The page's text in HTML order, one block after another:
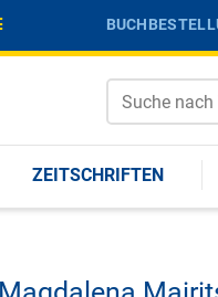
ZEITSCHRIFTEN